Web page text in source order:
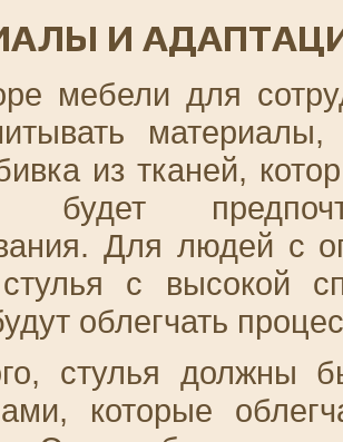
И
мебели для
материалы,
из тканей,
будет
Для людей с
с высокой
облегчать
стулья должны
которые